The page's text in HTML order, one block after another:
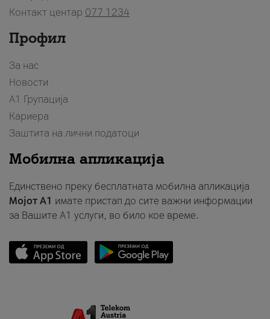
Контакт центар 077 1234
Профил
За нас
Новости
А1 Групација
Кариера
Заштита на лични податоци
Мобилна апликација
Единствено преку бесплатната мобилна апликација
Мојот A1 имате пристап до сите важни информации
за Вашите A1 услуги, во било кое време.